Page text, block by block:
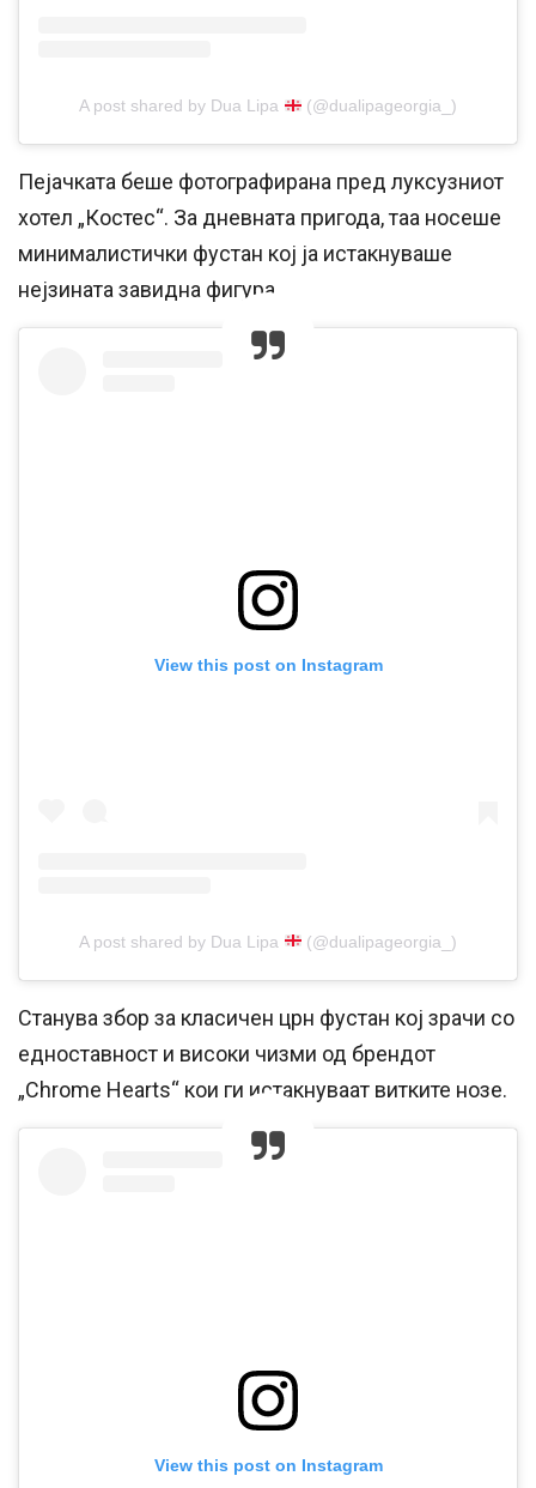
A post shared by Dua Lipa (@dualipageorgia_)
Пејачката беше фотографирана пред луксузниот
хотел „Костес“. За дневната пригода, таа носеше
минималистички фустан кој ја истакнуваше
нејзината завидна фигура.
View this post on Instagram
A post shared by Dua Lipa (@dualipageorgia_)
Станува збор за класичен црн фустан кој зрачи со
едноставност и високи чизми од брендот
„Chrome Hearts“ кои ги истакнуваат витките нозе.
View this post on Instagram